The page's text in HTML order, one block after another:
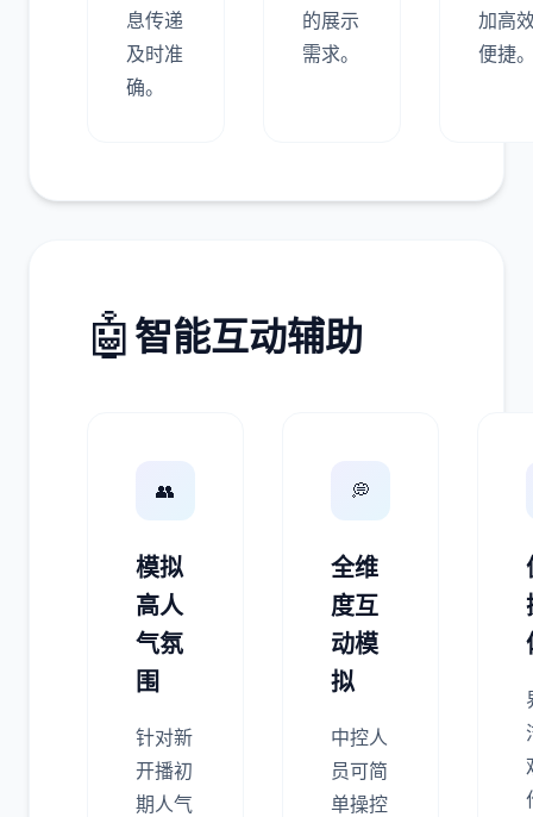
息传递
及时准
确。
的展示
需求。
加高
便捷
🤖 智能互动辅助
👥
模拟
高人
气氛
围
针对新
开播初
期人气
💭
全维
度互
动模
拟
中控人
员可简
单操控